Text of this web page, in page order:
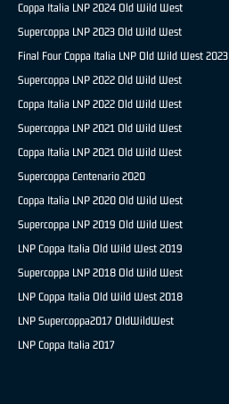
Coppa Italia LNP 2024 Old Wild West
Supercoppa LNP 2023 Old Wild West
Final Four Coppa Italia LNP Old Wild West 2023
Supercoppa LNP 2022 Old Wild West
Coppa Italia LNP 2022 Old Wild West
Supercoppa LNP 2021 Old Wild West
Coppa Italia LNP 2021 Old Wild West
Supercoppa Centenario 2020
Coppa Italia LNP 2020 Old Wild West
Supercoppa LNP 2019 Old Wild West
LNP Coppa Italia Old Wild West 2019
Supercoppa LNP 2018 Old Wild West
LNP Coppa Italia Old Wild West 2018
LNP Supercoppa2017 OldWildWest
LNP Coppa Italia 2017